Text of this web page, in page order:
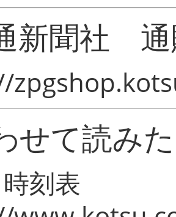
新聞社
せて読み
刻表